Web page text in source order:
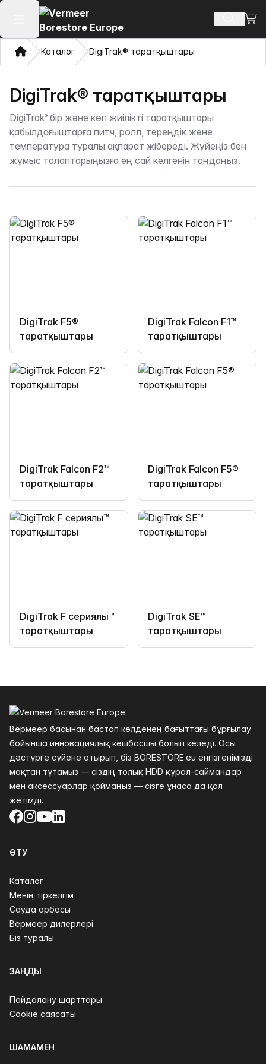
Негізгі мәзірді ашу Іздеу
Үй Каталог DigiTrak® таратқыштары
DigiTrak® таратқыштары
DigiTrak® бір және көп жиілікті таратқыштары
қабылдағыштарға питч, ролл, тереңдік және
температура туралы ақпарат жібереді. Жүйеңіз бен
жұмыс талаптарыңызға ең сай келгенін таңдаңыз.
DigiTrak F5®
таратқыштары
DigiTrak Falcon F1™
таратқыштары
DigiTrak Falcon F2™
таратқыштары
DigiTrak Falcon F5®
таратқыштары
DigiTrak F сериялы™
таратқыштары
DigiTrak SE™
таратқыштары
Вермеер басынан бастап көлденең бағыттағы бұрғылау
бойынша инновациялық көшбасшы болып келеді. Осы
дәстүрге сүйене отырып, біз BORESTORE.eu енгізгенімізді
мақтан тұтамыз — сіздің толық HDD құрал-саймандар
мен аксессуарлар қоймаңыз — сізге ұнаса да қол
жетімді.
Facebook
Instagram
YouTube
LinkedIn
ӨТУ
Каталог
Менің тіркелгім
Сауда арбасы
Вермеер дилерлері
Біз туралы
ЗАҢДЫ
Пайдалану шарттары
Cookie саясаты
ШАМАМЕН